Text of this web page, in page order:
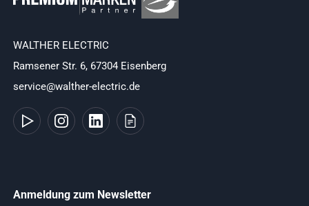
WALTHER ELECTRIC
Ramsener Str. 6, 67304 Eisenberg
service@walther-electric.de
Anmeldung zum Newsletter